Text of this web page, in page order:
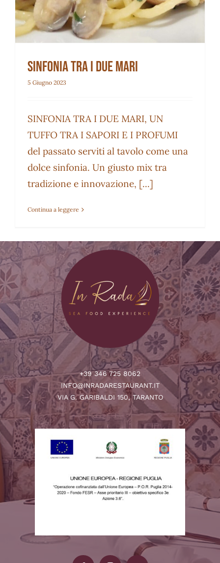
Sinfonia tra i due mari
5 Giugno 2023
SINFONIA TRA I DUE MARI, UN
TUFFO TRA I SAPORI E I PROFUMI
del passato serviti al tavolo come una
dolce sinfonia. Un giusto mix tra
tradizione e innovazione, [...]
Continua a leggere
+39 346 725 8062
INFO@INRADARESTAURANT.IT
VIA G. GARIBALDI 150, TARANTO